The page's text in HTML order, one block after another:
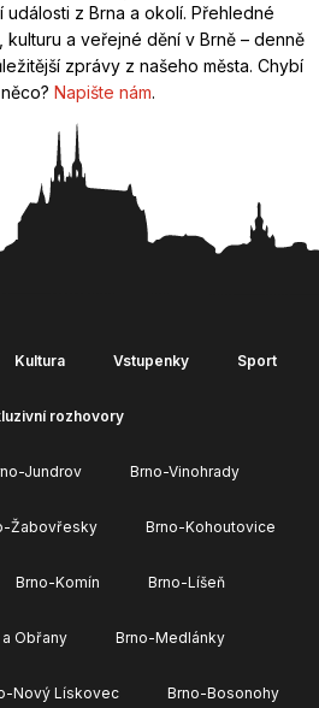
události z Brna a okolí. Přehledné
a veřejné dění v Brně – denně
zprávy z našeho města. Chybí
Napište nám.
Kultura Vstupenky Sport
rozhovory
Jundrov Brno-Vinohrady
Žabovřesky Brno-Kohoutovice
Brno-Komín Brno-Líšeň
Obřany Brno-Medlánky
Nový Lískovec Brno-Bosonohy